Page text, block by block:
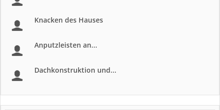
Knacken des Hauses
Anputzleisten an...
Dachkonstruktion und...